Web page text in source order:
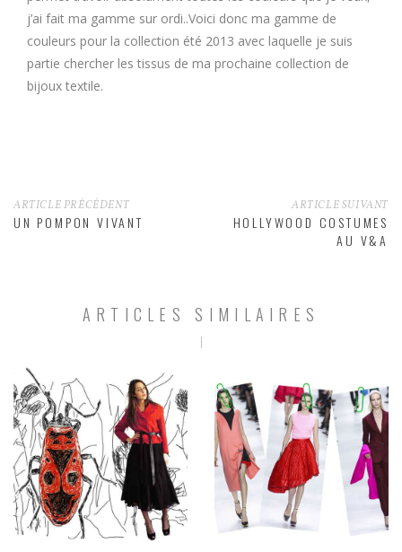
j’ai fait ma gamme sur ordi..Voici donc ma gamme de
couleurs pour la collection été 2013 avec laquelle je suis
partie chercher les tissus de ma prochaine collection de
bijoux textile.
ARTICLE PRÉCÉDENT
UN POMPON VIVANT
ARTICLE SUIVANT
HOLLYWOOD COSTUMES
AU V&A
ARTICLES SIMILAIRES